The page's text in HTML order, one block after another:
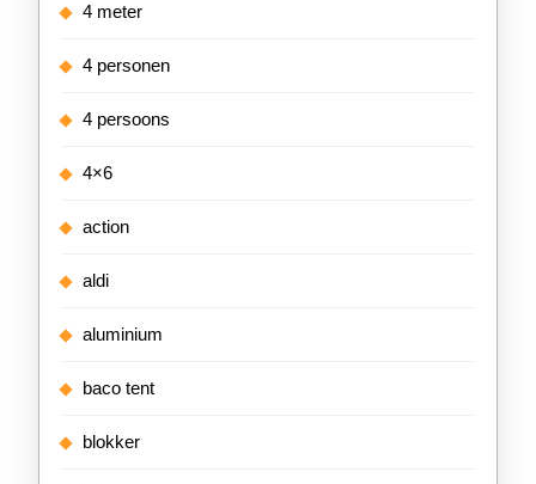
4 meter
4 personen
4 persoons
4×6
action
aldi
aluminium
baco tent
blokker